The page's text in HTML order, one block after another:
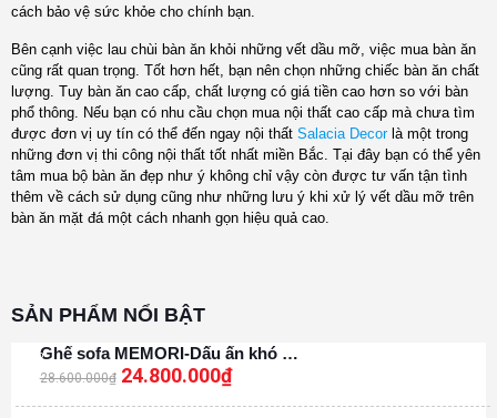
cách bảo vệ sức khỏe cho chính bạn.
Bên cạnh việc lau chùi bàn ăn khỏi những vết dầu mỡ, việc mua bàn ăn
cũng rất quan trọng. Tốt hơn hết, bạn nên chọn những chiếc bàn ăn chất
lượng. Tuy bàn ăn cao cấp, chất lượng có giá tiền cao hơn so với bàn
phổ thông. Nếu bạn có nhu cầu chọn mua nội thất cao cấp mà chưa tìm
được đơn vị uy tín có thể đến ngay nội thất Salacia Decorlà một trong
những đơn vị thi công nội thất tốt nhất miền Bắc. Tại đây bạn có thể yên
tâm mua bộ bàn ăn đẹp như ý không chỉ vậy còn được tư vấn tận tình
thêm về cách sử dụng cũng như những lưu ý khi xử lý vết dầu mỡ trên
bàn ăn mặt đá một cách nhanh gọn hiệu quả cao.
SẢN PHẨM NỔI BẬT
Ghế sofa MEMORI-Dấu ấn khó quên
28.600.000₫ 24.800.000₫
13%